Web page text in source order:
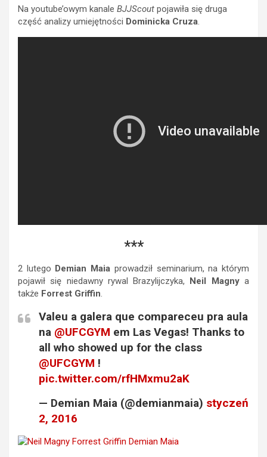
Na youtube’owym kanale BJJScout pojawiła się druga
część analizy umiejętności Dominicka Cruza.
***
2 lutego Demian Maia prowadził seminarium, na którym
pojawił się niedawny rywal Brazylijczyka, Neil Magnya
także Forrest Griffin.
Valeu a galera que compareceu pra aula
na @UFCGYM em Las Vegas! Thanks to
all who showed up for the class
@UFCGYM !
pic.twitter.com/rfHMxmu2aK
— Demian Maia (@demianmaia) styczeń
2, 2016